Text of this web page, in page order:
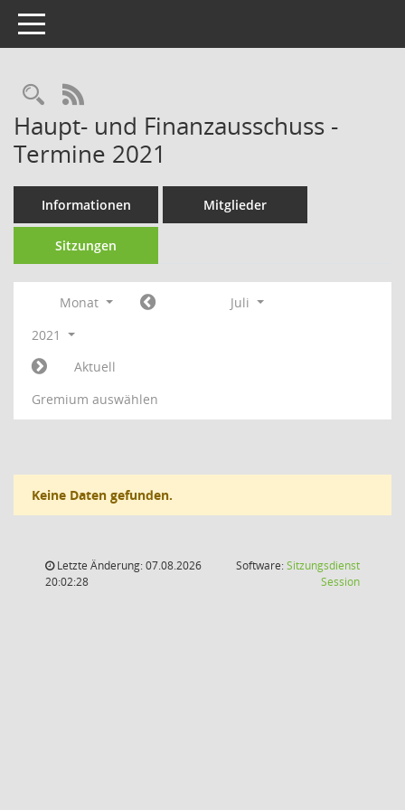
Toggle navigation
Rechercheauswahl
RSS-Feed
Haupt- und Finanzausschuss -
Termine 2021
Informationen Mitglieder
Sitzungen
Monat
Juli
2021
Aktuell
Gremium auswählen
Keine Daten gefunden.
Letzte Änderung: 07.08.2026
20:02:28
Software:Sitzungsdienst
Session(Wird in